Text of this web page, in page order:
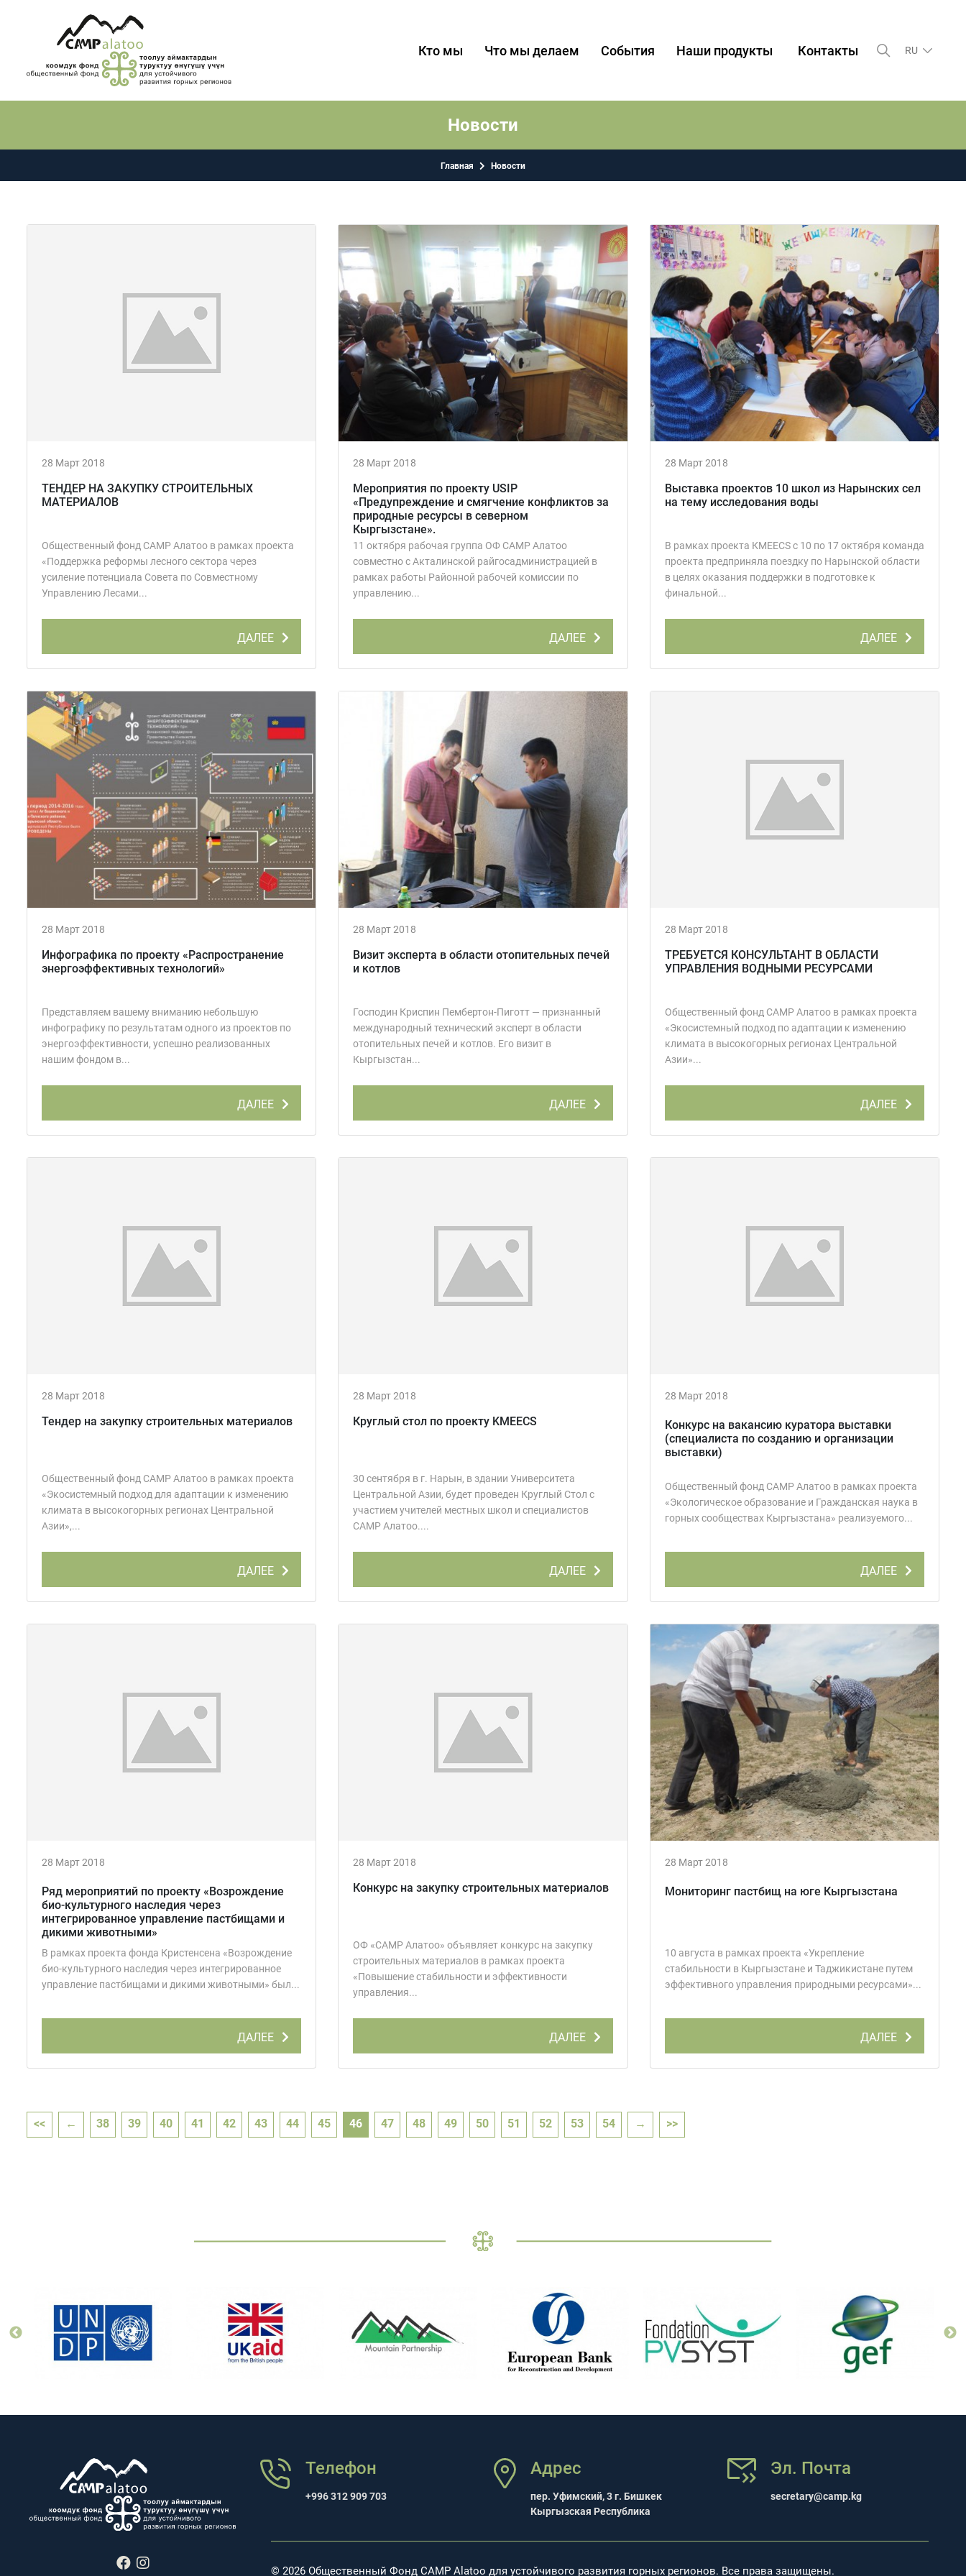
Кто мы Что мы делаем События Наши продукты Контакты RU
Новости
Главная Новости
28 Март 2018
ТЕНДЕР НА ЗАКУПКУ СТРОИТЕЛЬНЫХ
МАТЕРИАЛОВ
Общественный фонд CAMP Алатоо в рамках проекта
«Поддержка реформы лесного сектора через
усиление потенциала Совета по Совместному
Управлению Лесами...
ДАЛЕЕ
28 Март 2018
Мероприятия по проекту USIP
«Предупреждение и смягчение конфликтов за
природные ресурсы в северном
Кыргызстане».
11 октября рабочая группа ОФ САМР Алатоо
совместно с Акталинской райгосадминистрацией в
рамках работы Районной рабочей комиссии по
управлению...
ДАЛЕЕ
28 Март 2018
Выставка проектов 10 школ из Нарынских сел
на тему исследования воды
В рамках проекта КМЕЕCS с 10 по 17 октября команда
проекта предприняла поездку по Нарынской области
в целях оказания поддержки в подготовке к
финальной...
ДАЛЕЕ
28 Март 2018
Инфографика по проекту «Распространение
энергоэффективных технологий»
Представляем вашему вниманию небольшую
инфографику по результатам одного из проектов по
энергоэффективности, успешно реализованных
нашим фондом в...
ДАЛЕЕ
28 Март 2018
Визит эксперта в области отопительных печей
и котлов
Господин Криспин Пембертон-Пиготт — признанный
международный технический эксперт в области
отопительных печей и котлов. Его визит в
Кыргызстан...
ДАЛЕЕ
28 Март 2018
ТРЕБУЕТСЯ КОНСУЛЬТАНТ В ОБЛАСТИ
УПРАВЛЕНИЯ ВОДНЫМИ РЕСУРСАМИ
Общественный фонд САМР Алатоо в рамках проекта
«Экосистемный подход по адаптации к изменению
климата в высокогорных регионах Центральной
Азии»...
ДАЛЕЕ
28 Март 2018
Тендер на закупку строительных материалов
Общественный фонд CAMP Алатоо в рамках проекта
«Экосистемный подход для адаптации к изменению
климата в высокогорных регионах Центральной
Азии»,...
ДАЛЕЕ
28 Март 2018
Круглый стол по проекту KMEECS
30 сентября в г. Нарын, в здании Университета
Центральной Азии, будет проведен Круглый Стол с
участием учителей местных школ и специалистов
CAMP Алатоо....
ДАЛЕЕ
28 Март 2018
Конкурс на вакансию куратора выставки
(специалиста по созданию и организации
выставки)
Общественный фонд САМР Алатоо в рамках проекта
«Экологическое образование и Гражданская наука в
горных сообществах Кыргызстана» реализуемого...
ДАЛЕЕ
28 Март 2018
Ряд мероприятий по проекту «Возрождение
био-культурного наследия через
интегрированное управление пастбищами и
дикими животными»
В рамках проекта фонда Кристенсена «Возрождение
био-культурного наследия через интегрированное
управление пастбищами и дикими животными» был...
ДАЛЕЕ
28 Март 2018
Конкурс на закупку строительных материалов
ОФ «САМР Алатоо» объявляет конкурс на закупку
строительных материалов в рамках проекта
«Повышение стабильности и эффективности
управления...
ДАЛЕЕ
28 Март 2018
Мониторинг пастбищ на юге Кыргызстана
10 августа в рамках проекта «Укрепление
стабильности в Кыргызстане и Таджикистане путем
эффективного управления природными ресурсами»...
ДАЛЕЕ
<< ← 38 39 40 41 42 43 44 45 46 47 48 49 50 51 52 53 54 → >>
Телефон
+996 312 909 703
Адрес
пер. Уфимский, 3 г. Бишкек
Кыргызская Республика
Эл. Почта
secretary@camp.kg
© 2026 Общественный Фонд CAMP Alatoo для устойчивого развития горных регионов. Все права защищены.